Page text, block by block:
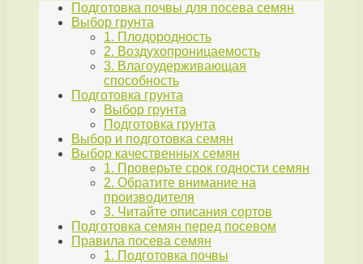
Подготовка почвы для посева семян
Выбор грунта
1. Плодородность
2. Воздухопроницаемость
3. Влагоудерживающая
способность
Подготовка грунта
Выбор грунта
Подготовка грунта
Выбор и подготовка семян
Выбор качественных семян
1. Проверьте срок годности семян
2. Обратите внимание на
производителя
3. Читайте описания сортов
Подготовка семян перед посевом
Правила посева семян
1. Подготовка почвы